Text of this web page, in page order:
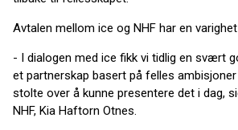
Avtalen mellom ice og NHF har en
- I dialogen med ice fikk vi tidlig en svært
et partnerskap basert på felles
stolte over å kunne presentere det i dag,
NHF, Kia Haftorn Otnes.